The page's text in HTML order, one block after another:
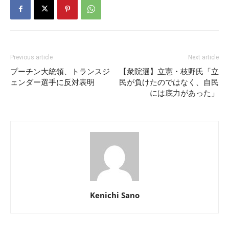
Previous article
プーチン大統領、トランスジ
ェンダー選手に反対表明
Next article
【衆院選】立憲・枝野氏「立
民が負けたのではなく、自民
には底力があった」
Kenichi Sano